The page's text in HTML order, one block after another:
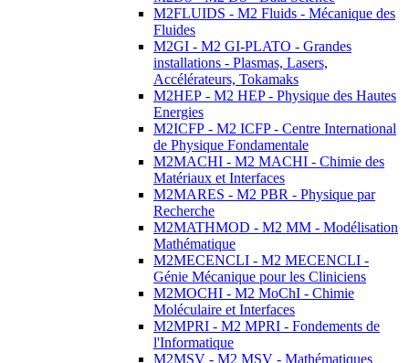
M2FLUIDS - M2 Fluids - Mécanique des
Fluides
M2GI - M2 GI-PLATO - Grandes
installations - Plasmas, Lasers,
Accélérateurs, Tokamaks
M2HEP - M2 HEP - Physique des Hautes
Energies
M2ICFP - M2 ICFP - Centre International
de Physique Fondamentale
M2MACHI - M2 MACHI - Chimie des
Matériaux et Interfaces
M2MARES - M2 PBR - Physique par
Recherche
M2MATHMOD - M2 MM - Modélisation
Mathématique
M2MECENCLI - M2 MECENCLI -
Génie Mécanique pour les Cliniciens
M2MOCHI - M2 MoChI - Chimie
Moléculaire et Interfaces
M2MPRI - M2 MPRI - Fondements de
l'Informatique
M2MSV - M2 MSV - Mathématiques